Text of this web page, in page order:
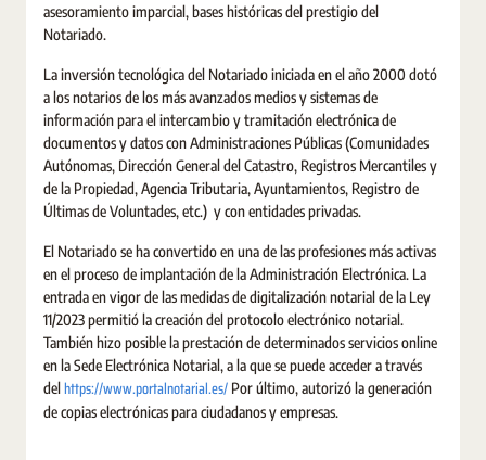
asesoramiento imparcial, bases históricas del prestigio del
Notariado.
La inversión tecnológica del Notariado iniciada en el año 2000 dotó
a los notarios de los más avanzados medios y sistemas de
información para el intercambio y tramitación electrónica de
documentos y datos con Administraciones Públicas (Comunidades
Autónomas, Dirección General del Catastro, Registros Mercantiles y
de la Propiedad, Agencia Tributaria, Ayuntamientos, Registro de
Últimas de Voluntades, etc.) y con entidades privadas.
El Notariado se ha convertido en una de las profesiones más activas
en el proceso de implantación de la Administración Electrónica. La
entrada en vigor de las medidas de digitalización notarial de la Ley
11/2023 permitió la creación del protocolo electrónico notarial.
También hizo posible la prestación de determinados servicios online
en la Sede Electrónica Notarial, a la que se puede acceder a través
delhttps://www.portalnotarial.es/ Por último, autorizó la generación
de copias electrónicas para ciudadanos y empresas.